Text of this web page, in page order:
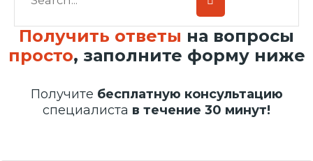
Получить ответы на вопросы
просто, заполните форму ниже
Получите бесплатную консультацию
специалиста в течение 30 минут!